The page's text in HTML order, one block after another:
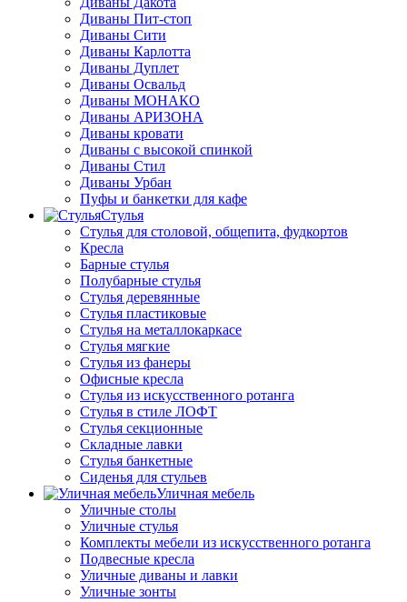
Диваны Пит-стоп
Диваны Сити
Диваны Карлотта
Диваны Дуплет
Диваны Освальд
Диваны МОНАКО
Диваны АРИЗОНА
Диваны кровати
Диваны с высокой спинкой
Диваны Стил
Диваны Урбан
Пуфы и банкетки для кафе
Стулья
Стулья для столовой, общепита, фудкортов
Кресла
Барные стулья
Полубарные стулья
Стулья деревянные
Стулья пластиковые
Стулья на металлокаркасе
Стулья мягкие
Стулья из фанеры
Офисные кресла
Стулья из искусственного ротанга
Стулья в стиле ЛОФТ
Стулья секционные
Складные лавки
Стулья банкетные
Сиденья для стульев
Уличная мебель
Уличные столы
Уличные стулья
Комплекты мебели из искусственного ротанга
Подвесные кресла
Уличные диваны и лавки
Уличные зонты